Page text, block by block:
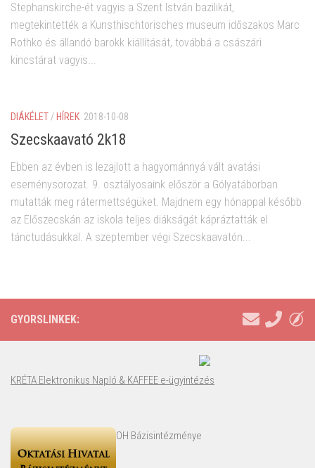
Stephanskirche-ét vagyis a Szent István bazilikát,
megtekintették a Kunsthischtorisches museum időszakos Marc
Rothko és állandó barokk kiállítását, továbbá a császári
kincstárat vagyis...
DIÁKÉLET / HÍREK 2018-10-08
Szecskaavató 2k18
Ebben az évben is lezajlott a hagyománnyá vált avatási
eseménysorozat. 9. osztályosaink először a Gólyatáborban
mutatták meg rátermettségüket. Majdnem egy hónappal később
az Előszecskán az iskola teljes diákságát kápráztatták el
tánctudásukkal. A szeptember végi Szecskaavatón...
GYORSLINKEK:
KRÉTA Elektronikus Napló & KAFFEE e-ügyintézés
OH Bázisintézménye